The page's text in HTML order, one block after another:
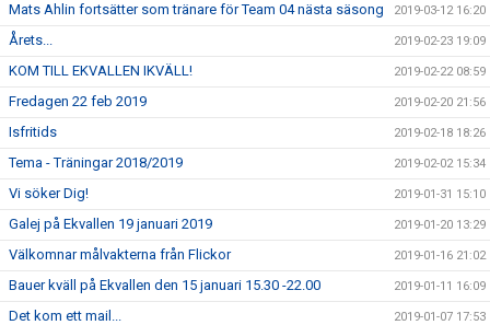
Mats Ahlin fortsätter som tränare för Team 04 nästa säsong 2019-03-12 16:20
Årets... 2019-02-23 19:09
KOM TILL EKVALLEN IKVÄLL! 2019-02-22 08:59
Fredagen 22 feb 2019 2019-02-20 21:56
Isfritids 2019-02-18 18:26
Tema - Träningar 2018/2019 2019-02-02 15:34
Vi söker Dig! 2019-01-31 15:10
Galej på Ekvallen 19 januari 2019 2019-01-20 13:29
Välkomnar målvakterna från Flickor 2019-01-16 21:02
Bauer kväll på Ekvallen den 15 januari 15.30 -22.00 2019-01-11 16:09
Det kom ett mail... 2019-01-07 17:53